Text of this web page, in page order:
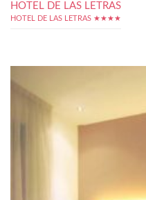
HOTEL DE LAS LETRAS
HOTEL DE LAS LETRAS ★★★★